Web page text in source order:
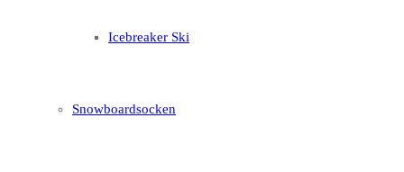
Icebreaker Ski
Snowboardsocken